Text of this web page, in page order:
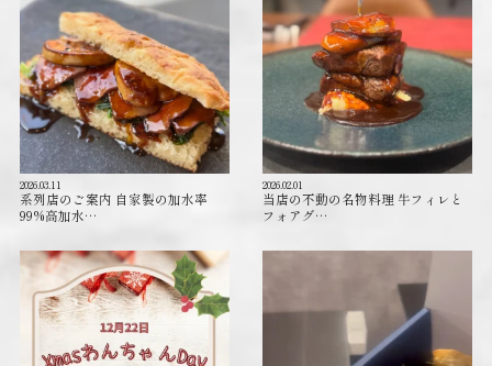
2026.03.11
系列店のご案内 自家製の加水率
99%高加水…
2026.02.01
当店の不動の名物料理 牛フィレと
フォアグ…